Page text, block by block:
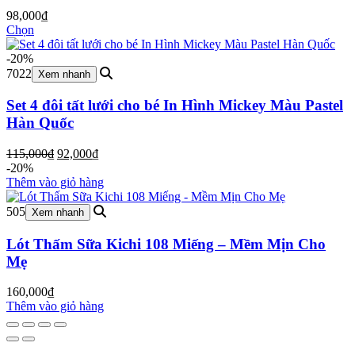
98,000₫
Chọn
-20%
7022 Xem nhanh
Set 4 đôi tất lưới cho bé In Hình Mickey Màu Pastel
Hàn Quốc
115,000₫ Giá
là:
115,000₫.
92,000₫Giá
tại
là:
92,000₫.
-20%
Thêm vào giỏ hàng
505 Xem nhanh
Lót Thấm Sữa Kichi 108 Miếng – Mềm Mịn Cho
Mẹ
160,000₫
Thêm vào giỏ hàng